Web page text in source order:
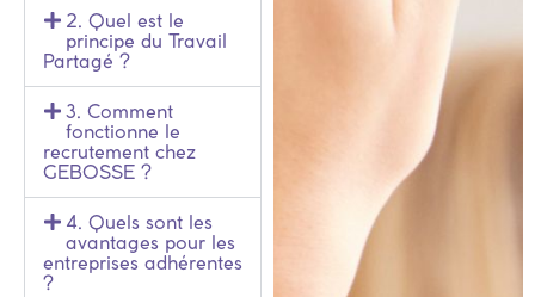
2. Quel est le
principe du Travail
Partagé ?
3. Comment
fonctionne le
recrutement chez
GEBOSSE ?
4. Quels sont les
avantages pour les
entreprises adhérentes
?